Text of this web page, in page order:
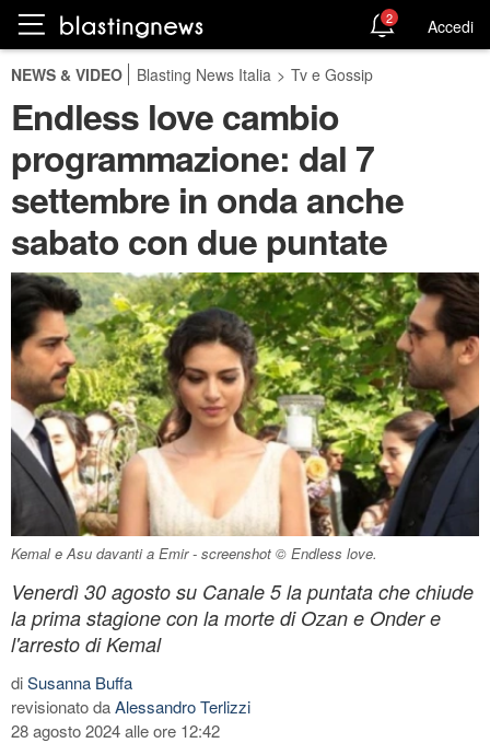
2 Accedi
NEWS & VIDEO Blasting News Italia > Tv e Gossip
Endless love cambio
programmazione: dal 7
settembre in onda anche
sabato con due puntate
Kemal e Asu davanti a Emir - screenshot © Endless love.
Venerdì 30 agosto su Canale 5 la puntata che chiude
la prima stagione con la morte di Ozan e Onder e
l'arresto di Kemal
diSusanna Buffa
revisionato daAlessandro Terlizzi
28 agosto 2024 alle ore 12:42